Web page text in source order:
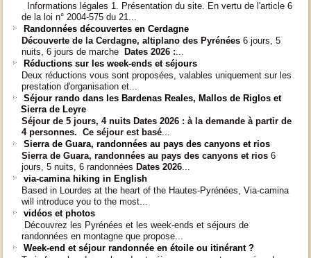
Informations légales 1. Présentation du site. En vertu de l'article 6
de la loi n° 2004-575 du 21...
Randonnées découvertes en Cerdagne
Découverte de la Cerdagne, altiplano des Pyrénées 6 jours, 5
nuits, 6 jours de marche
Dates 2026 :...
Réductions sur les week-ends et séjours
Deux réductions vous sont proposées, valables uniquement sur les
prestation d'organisation et...
Séjour rando dans les Bardenas Reales, Mallos de Riglos et
Sierra de Leyre
Séjour de 5 jours, 4 nuits Dates 2026 :à la demande à partir de
4 personnes.
Ce séjour est basé...
Sierra de Guara, randonnées au pays des canyons et rios
Sierra de Guara, randonnées au pays des canyons et rios 6
jours, 5 nuits, 6 randonnées Dates 2026...
via-camina hiking in English
Based in Lourdes at the heart of the Hautes-Pyrénées, Via-camina
will introduce you to the most...
vidéos et photos
Découvrez les Pyrénées et les week-ends et séjours de
randonnées en montagne que propose...
Week-end et séjour randonnée en étoile ou itinérant ?